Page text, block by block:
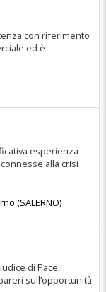
con riferimento
ed è
esperienza
alla crisi
(SALERNO)
di Pace,
sull’opportunità